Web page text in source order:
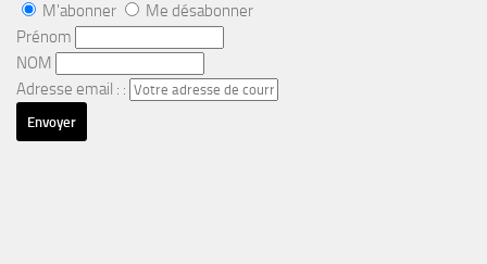
M'abonner
Me désabonner
Prénom
NOM
Adresse email : :